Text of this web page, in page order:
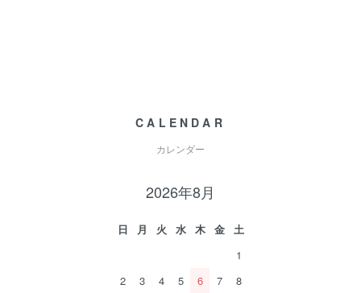
CALENDAR
カレンダー
2026年8月
日 月 火 水 木 金
土
1
2
3 4 5 6 7
8